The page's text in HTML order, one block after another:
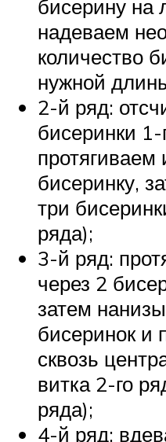
бисерину на
надеваем
количество
нужной
2-й ряд:
бисеринки 1-
протягиваем
бисеринку,
три
ряда);
3-й ряд:
через 2
затем
бисеринок и
сквозь
витка 2-го
ряда);
4-й ряд: